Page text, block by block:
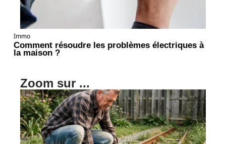
Immo
Comment résoudre les problèmes électriques à
la maison ?
Zoom sur ...